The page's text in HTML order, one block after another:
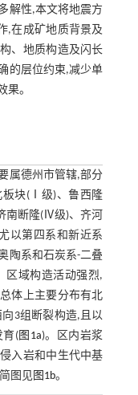
解性,本文将地震方
,在成矿地质背景及
、地质构造及闪长
的层位约束,减少单
果。
属德州市管辖,部分
板块(Ⅰ级)、鲁西隆
断隆(Ⅳ级)、齐河
以第四系和新近系
陶系和石炭系-二叠
区域构造活动强烈,
体上主要分布有北
3组断裂构造,且以
育(图1a)。区内岩浆
入岩和中生代中基
图见图1b。